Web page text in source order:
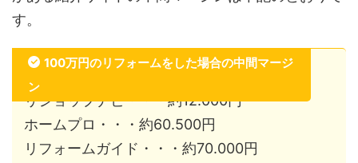
す。
100万円のリフォームをした場合の中間マージ
ン
リショップナビ・・・約12.000円
ホームプロ・・・約60.500円
リフォームガイド・・・約70.000円